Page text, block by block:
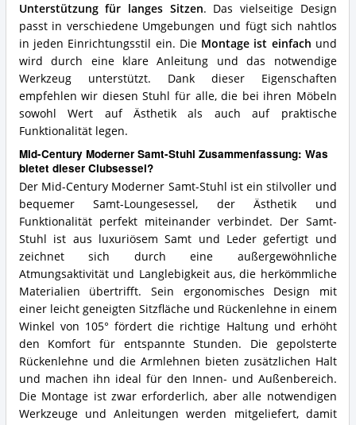
Unterstützung für langes Sitzen. Das vielseitige Design
passt in verschiedene Umgebungen und fügt sich nahtlos
in jeden Einrichtungsstil ein. Die Montage ist einfach und
wird durch eine klare Anleitung und das notwendige
Werkzeug unterstützt. Dank dieser Eigenschaften
empfehlen wir diesen Stuhl für alle, die bei ihren Möbeln
sowohl Wert auf Ästhetik als auch auf praktische
Funktionalität legen.
Mid-Century Moderner Samt-Stuhl Zusammenfassung: Was
bietet dieser Clubsessel?
Der Mid-Century Moderner Samt-Stuhl ist ein stilvoller und
bequemer Samt-Loungesessel, der Ästhetik und
Funktionalität perfekt miteinander verbindet. Der Samt-
Stuhl ist aus luxuriösem Samt und Leder gefertigt und
zeichnet sich durch eine außergewöhnliche
Atmungsaktivität und Langlebigkeit aus, die herkömmliche
Materialien übertrifft. Sein ergonomisches Design mit
einer leicht geneigten Sitzfläche und Rückenlehne in einem
Winkel von 105° fördert die richtige Haltung und erhöht
den Komfort für entspannte Stunden. Die gepolsterte
Rückenlehne und die Armlehnen bieten zusätzlichen Halt
und machen ihn ideal für den Innen- und Außenbereich.
Die Montage ist zwar erforderlich, aber alle notwendigen
Werkzeuge und Anleitungen werden mitgeliefert, damit